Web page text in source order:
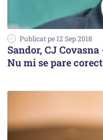
Publicat pe 12 Sep 2018
Sandor, CJ
Nu mi se pare